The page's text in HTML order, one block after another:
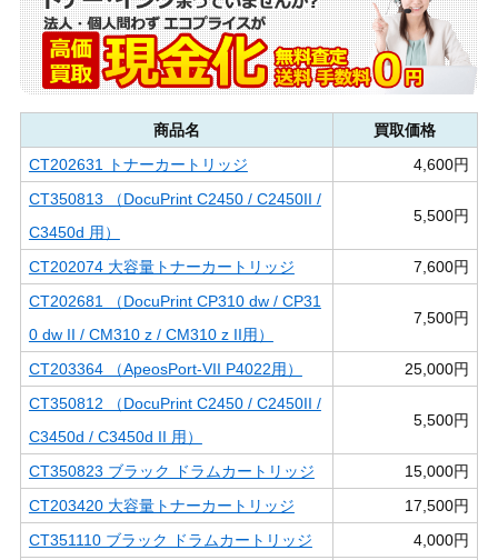
商品名
買取価格
CT202631 トナーカートリッジ
4,600円
CT350813 （DocuPrint C2450 / C2450II /
C3450d 用）
5,500円
CT202074 大容量トナーカートリッジ
7,600円
CT202681 （DocuPrint CP310 dw / CP31
0 dw II / CM310 z / CM310 z II用）
7,500円
CT203364 （ApeosPort-VII P4022用）
25,000円
CT350812 （DocuPrint C2450 / C2450II /
C3450d / C3450d II 用）
5,500円
CT350823 ブラック ドラムカートリッジ
15,000円
CT203420 大容量トナーカートリッジ
17,500円
CT351110 ブラック ドラムカートリッジ
4,000円